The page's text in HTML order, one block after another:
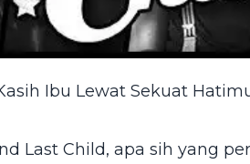
Ibu Lewat Sekuat
Last Child, apa sih yang